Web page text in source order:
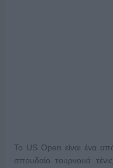
Το US Open είναι ένα
σπουδαίο τουρνουά